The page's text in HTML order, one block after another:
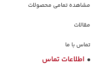
مشاهده تمامی محصولات
مقالات
تماس با ما
اطلاعات تماس